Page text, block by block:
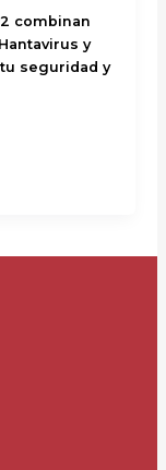
combinan
y
seguridad y